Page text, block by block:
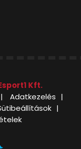
Kft.
Adatkezelés